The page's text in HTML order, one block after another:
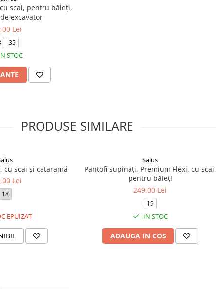
scai, pentru băieți,
excavator
Lei
35
STOC
PRODUSE SIMILARE
cu scai și cataramă
Lei
18
EPUIZAT
Salus
Pantofi supinați, Premium Flexi, cu scai,
pentru băieți
249,00 Lei
19
IN STOC
ADAUGA IN COS